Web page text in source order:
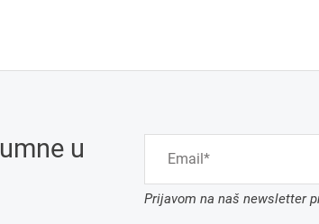
u
Prijavom na naš newsletter